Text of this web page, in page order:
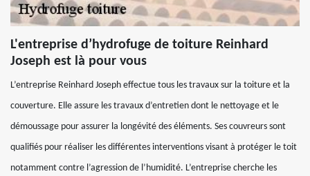
L'entreprise d’hydrofuge de toiture Reinhard
Joseph est là pour vous
L’entreprise Reinhard Joseph effectue tous les travaux sur la toiture et la
couverture. Elle assure les travaux d’entretien dont le nettoyage et le
démoussage pour assurer la longévité des éléments. Ses couvreurs sont
qualifiés pour réaliser les différentes interventions visant à protéger le toit
notamment contre l’agression de l’humidité. L’entreprise cherche les